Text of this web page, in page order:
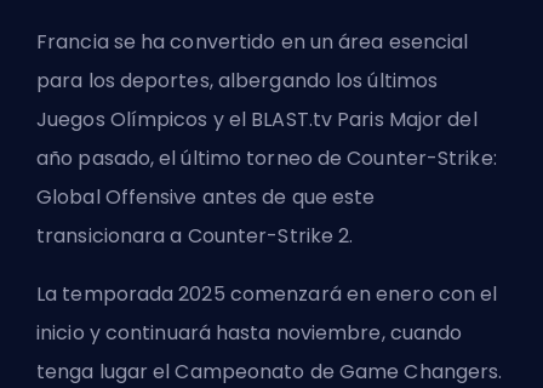
Francia se ha convertido en un área esencial
para los deportes, albergando los últimos
Juegos Olímpicos y el BLAST.tv Paris Major del
año pasado, el último torneo de Counter-Strike:
Global Offensive antes de que este
transicionara a Counter-Strike 2.
La temporada 2025 comenzará en enero con el
inicio y continuará hasta noviembre, cuando
tenga lugar el Campeonato de Game Changers.